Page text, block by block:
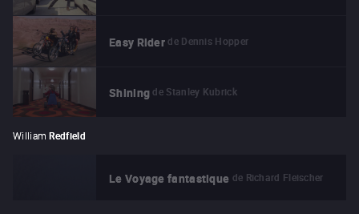
Easy Rider de Dennis Hopper
Shining de Stanley Kubrick
William Redfield
Le Voyage fantastique de Richard Fleischer